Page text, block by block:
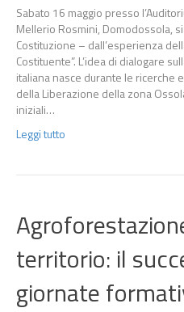
Sabato 16 maggio presso
Mellerio Rosmini, Domodossola,
Costituzione – dall’esperienza
Costituente”. L’idea di dialogare
italiana nasce durante le ricerche
della Liberazione della zona
iniziali…
Leggi tutto
territorio: il
giornate